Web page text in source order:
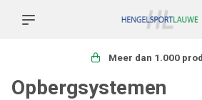
Meer dan 1.000
Opbergsystemen